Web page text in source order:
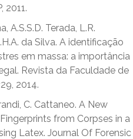
2011.
A.S.S.D. Terada, L.R.
da Silva. A identificação
em massa: a importância
Revista da Faculdade de
2014.
C. Cattaneo. A New
from Corpses in a
Latex. Journal Of Forensic